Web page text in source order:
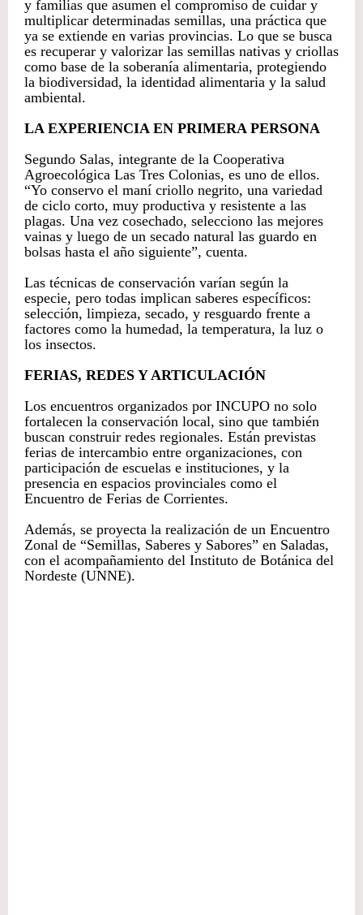
y familias que asumen el compromiso de cuidar y
multiplicar determinadas semillas, una práctica que
ya se extiende en varias provincias. Lo que se busca
es recuperar y valorizar las semillas nativas y criollas
como base de la soberanía alimentaria, protegiendo
la biodiversidad, la identidad alimentaria y la salud
ambiental.
LA EXPERIENCIA EN PRIMERA PERSONA
Segundo Salas, integrante de la Cooperativa
Agroecológica Las Tres Colonias, es uno de ellos.
“Yo conservo el maní criollo negrito, una variedad
de ciclo corto, muy productiva y resistente a las
plagas. Una vez cosechado, selecciono las mejores
vainas y luego de un secado natural las guardo en
bolsas hasta el año siguiente”, cuenta.
Las técnicas de conservación varían según la
especie, pero todas implican saberes específicos:
selección, limpieza, secado, y resguardo frente a
factores como la humedad, la temperatura, la luz o
los insectos.
FERIAS, REDES Y ARTICULACIÓN
Los encuentros organizados por INCUPO no solo
fortalecen la conservación local, sino que también
buscan construir redes regionales. Están previstas
ferias de intercambio entre organizaciones, con
participación de escuelas e instituciones, y la
presencia en espacios provinciales como el
Encuentro de Ferias de Corrientes.
Además, se proyecta la realización de un Encuentro
Zonal de “Semillas, Saberes y Sabores” en Saladas,
con el acompañamiento del Instituto de Botánica del
Nordeste (UNNE).